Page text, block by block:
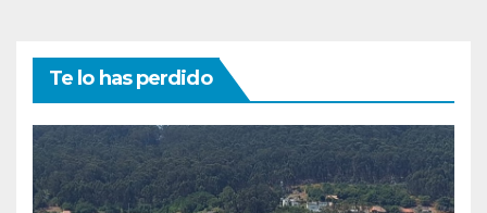
Te lo has perdido